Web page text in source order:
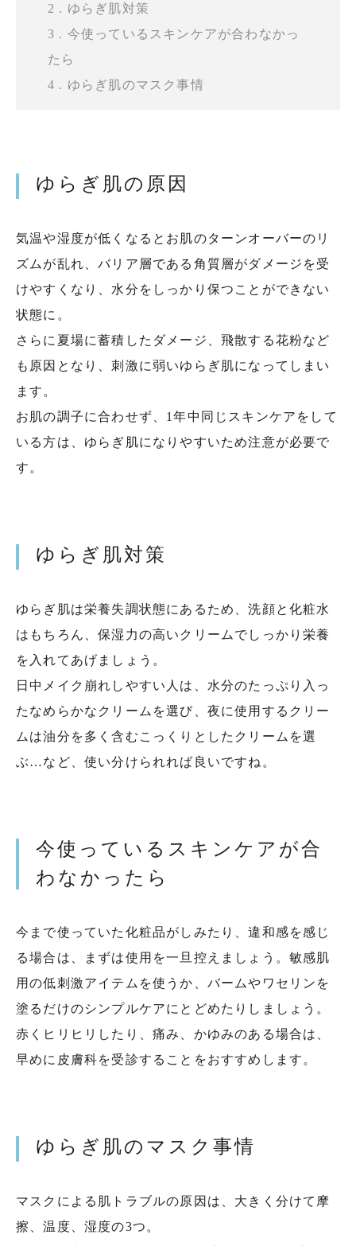
2 . ゆらぎ肌対策
3 . 今使っているスキンケアが合わなかっ
たら
4 . ゆらぎ肌のマスク事情
ゆらぎ肌の原因
気温や湿度が低くなるとお肌のターンオーバーのリ
ズムが乱れ、バリア層である角質層がダメージを受
けやすくなり、水分をしっかり保つことができない
状態に。
さらに夏場に蓄積したダメージ、飛散する花粉など
も原因となり、刺激に弱いゆらぎ肌になってしまい
ます。
お肌の調子に合わせず、1年中同じスキンケアをして
いる方は、ゆらぎ肌になりやすいため注意が必要で
す。
ゆらぎ肌対策
ゆらぎ肌は栄養失調状態にあるため、洗顔と化粧水
はもちろん、保湿力の高いクリームでしっかり栄養
を入れてあげましょう。
日中メイク崩れしやすい人は、水分のたっぷり入っ
たなめらかなクリームを選び、夜に使用するクリー
ムは油分を多く含むこっくりとしたクリームを選
ぶ…など、使い分けられれば良いですね。
今使っているスキンケアが合
わなかったら
今まで使っていた化粧品がしみたり、違和感を感じ
る場合は、まずは使用を一旦控えましょう。敏感肌
用の低刺激アイテムを使うか、バームやワセリンを
塗るだけのシンプルケアにとどめたりしましょう。
赤くヒリヒリしたり、痛み、かゆみのある場合は、
早めに皮膚科を受診することをおすすめします。
ゆらぎ肌のマスク事情
マスクによる肌トラブルの原因は、大きく分けて摩
擦、温度、湿度の3つ。